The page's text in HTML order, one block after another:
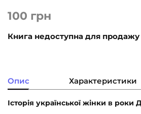
100 грн
Книга недоступна для продажу
Опис Характеристики
Історія української жінки в роки